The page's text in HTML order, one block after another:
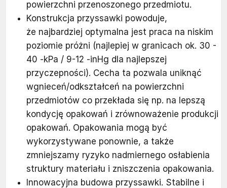
powierzchni przenoszonego przedmiotu.
Konstrukcja przyssawki powoduje,
że najbardziej optymalna jest praca na niskim
poziomie próżni (najlepiej w granicach ok. 30 -
40 -kPa / 9-12 -inHg dla najlepszej
przyczepności). Cecha ta pozwala uniknąć
wgnieceń/odkształceń na powierzchni
przedmiotów co przekłada się np. na lepszą
kondycję opakowań i zrównoważenie produkcji
opakowań. Opakowania mogą być
wykorzystywane ponownie, a także
zmniejszamy ryzyko nadmiernego osłabienia
struktury materiału i zniszczenia opakowania.
Innowacyjna budowa przyssawki. Stabilne i